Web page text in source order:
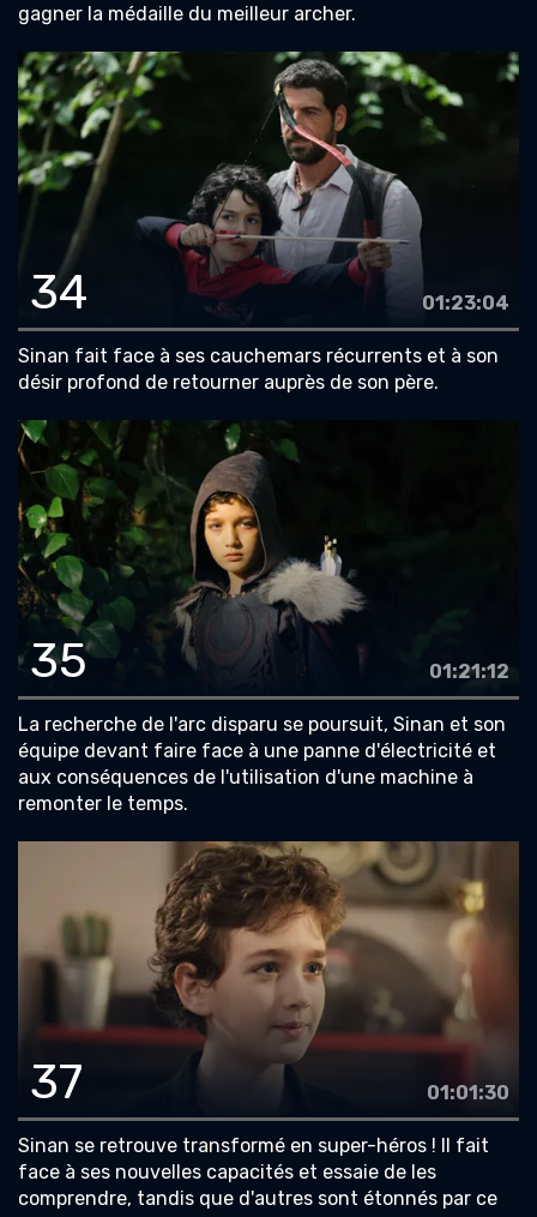
gagner la médaille du meilleur archer.
34 01:23:04
Sinan fait face à ses cauchemars récurrents et à son
désir profond de retourner auprès de son père.
35 01:21:12
La recherche de l'arc disparu se poursuit, Sinan et son
équipe devant faire face à une panne d'électricité et
aux conséquences de l'utilisation d'une machine à
remonter le temps.
37 01:01:30
Sinan se retrouve transformé en super-héros ! Il fait
face à ses nouvelles capacités et essaie de les
comprendre, tandis que d'autres sont étonnés par ce